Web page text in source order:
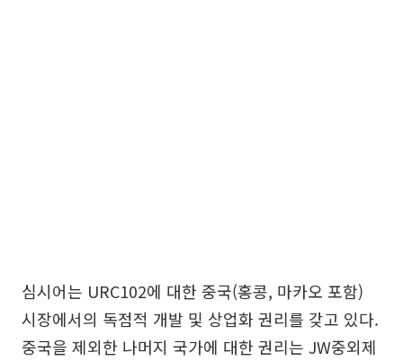
심시어는 URC102에 대한 중국(홍콩, 마카오 포함)
시장에서의 독점적 개발 및 상업화 권리를 갖고 있다.
중국을 제외한 나머지 국가에 대한 권리는 JW중외제